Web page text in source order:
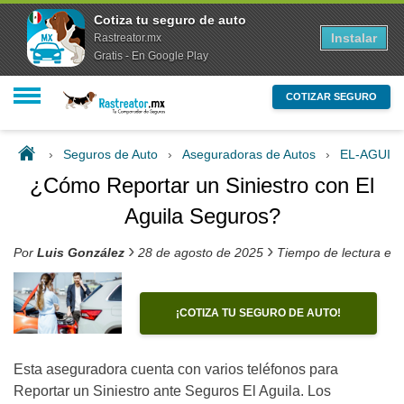
COTIZAR SEGURO
› Seguros de Auto › Aseguradoras de Autos › EL-
¿Cómo Reportar un Siniestro con El
Aguila Seguros?
Por Luis González › 28 de agosto de 2025 › Tiempo de lectura
¡COTIZA TU SEGURO DE AUTO!
Esta aseguradora cuenta con varios teléfonos para
Reportar un Siniestro ante Seguros El Aguila. Los
Cotiza tu seguro de auto
Rastreator.mx
Gratis - En Google Play
Instalar